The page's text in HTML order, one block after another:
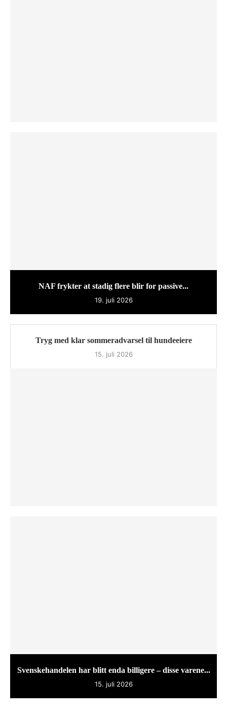
NAF frykter at stadig flere blir for passive...
19. juli 2026
Tryg med klar sommeradvarsel til hundeeiere
15. juli 2026
Svenskehandelen har blitt enda billigere – disse varene...
15. juli 2026